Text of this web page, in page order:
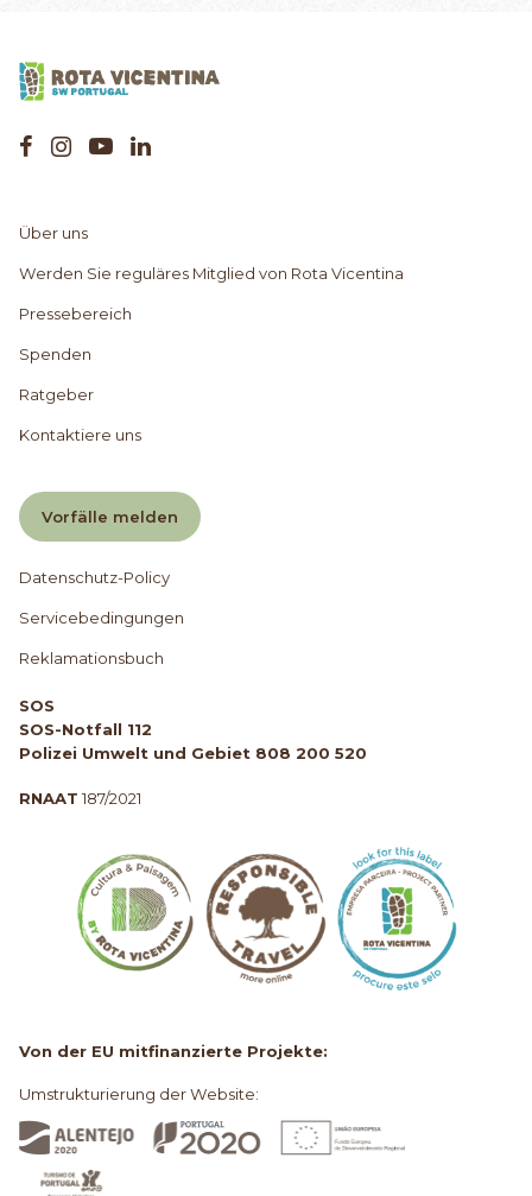
Über uns
Werden Sie reguläres Mitglied von Rota Vicentina
Pressebereich
Spenden
Ratgeber
Kontaktiere uns
Vorfälle melden
Datenschutz-Policy
Servicebedingungen
Reklamationsbuch
SOS
SOS-Notfall 112
Polizei Umwelt und Gebiet 808 200 520
RNAAT 187/2021
Von der EU mitfinanzierte Projekte:
Umstrukturierung der Website: